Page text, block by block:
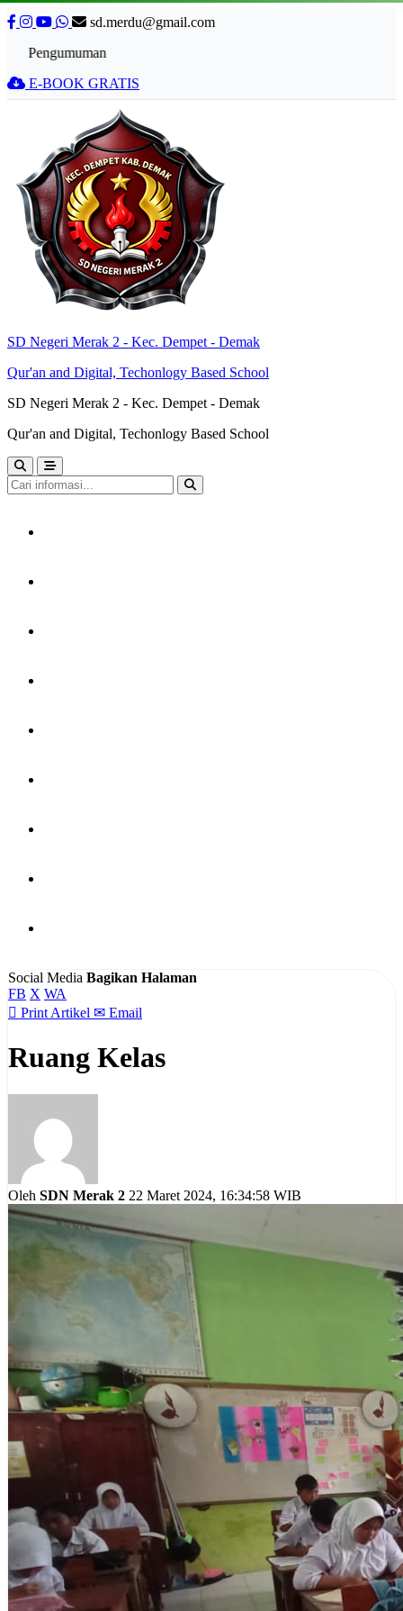
sd.merdu@gmail.com
Pengumuman
E-BOOK GRATIS
SD Negeri Merak 2 - Kec. Dempet - Demak
Qur'an and Digital, Techonlogy Based School
SD Negeri Merak 2 - Kec. Dempet - Demak
Qur'an and Digital, Techonlogy Based School
Social Media Bagikan Halaman
FB X WA
 Print Artikel ✉ Email
Ruang Kelas
Oleh SDN Merak 2 22 Maret 2024, 16:34:58 WIB